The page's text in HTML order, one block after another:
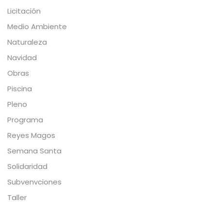
Licitación
Medio Ambiente
Naturaleza
Navidad
Obras
Piscina
Pleno
Programa
Reyes Magos
Semana Santa
Solidaridad
Subvenvciones
Taller